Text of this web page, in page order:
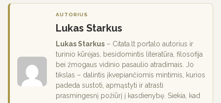
AUTORIUS
Lukas Starkus
Lukas Starkus – Citata.lt portalo autorius ir
turinio kūrėjas, besidomintis literatūra, filosofija
bei žmogaus vidinio pasaulio atradimais. Jo
tikslas – dalintis įkvepiančiomis mintimis, kurios
padeda sustoti, apmąstyti ir atrasti
prasmingesnį požiūrį į kasdienybę. Siekia, kad